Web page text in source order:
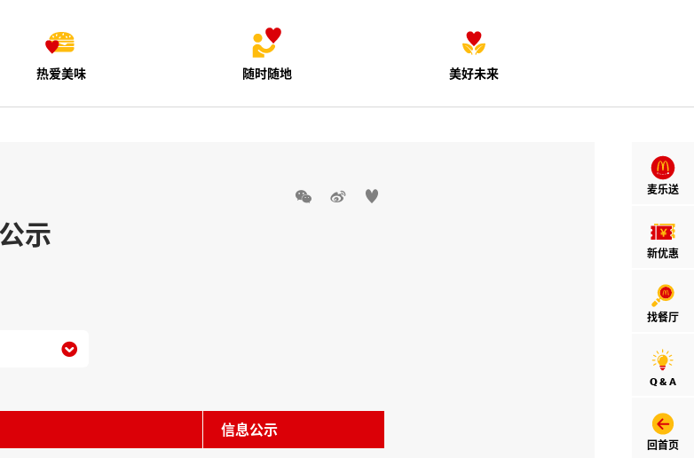
热爱美味 随时随地 美好未来
麦乐送
新优惠
找餐厅
Q & A
回首页
  
示

信息公示